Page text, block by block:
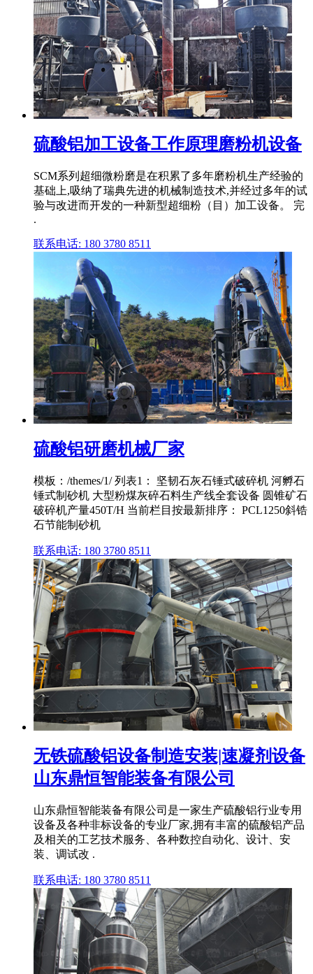
硫酸铝加工设备工作原理磨粉机设备
SCM系列超细微粉磨是在积累了多年磨粉机生产经验的
基础上,吸纳了瑞典先进的机械制造技术,并经过多年的试
验与改进而开发的一种新型超细粉（目）加工设备。 完
.
联系电话: 180 3780 8511
硫酸铝研磨机械厂家
模板：/themes/1/ 列表1： 坚韧石灰石锤式破碎机 河孵石
锤式制砂机 大型粉煤灰碎石料生产线全套设备 圆锥矿石
破碎机产量450T/H 当前栏目按最新排序： PCL1250斜锆
石节能制砂机
联系电话: 180 3780 8511
无铁硫酸铝设备制造安装|速凝剂设备
山东鼎恒智能装备有限公司
山东鼎恒智能装备有限公司是一家生产硫酸铝行业专用
设备及各种非标设备的专业厂家,拥有丰富的硫酸铝产品
及相关的工艺技术服务、各种数控自动化、设计、安
装、调试改 .
联系电话: 180 3780 8511